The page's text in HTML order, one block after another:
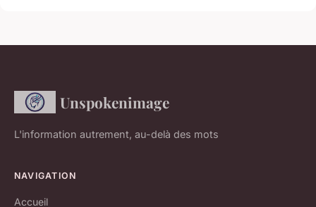
Unspokenimage
L'information autrement, au-delà des mots
NAVIGATION
Accueil